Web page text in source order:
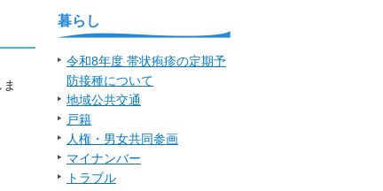
暮らし
令和8年度 帯状疱疹の定期予
防接種について
地域公共交通
戸籍
人権・男女共同参画
マイナンバー
トラブル